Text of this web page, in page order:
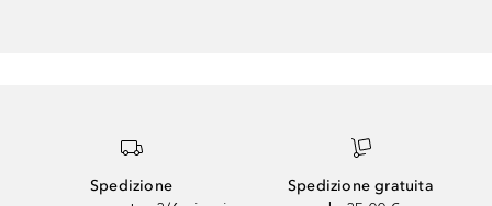
Spedizione
Spedizione gratuita